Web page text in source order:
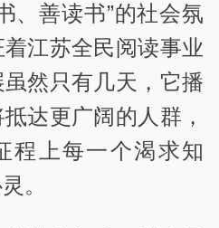
、善读书”的社会氛
江苏全民阅读事业
然只有几天，它播
达更广阔的人群，
程上每一个渴求知
。